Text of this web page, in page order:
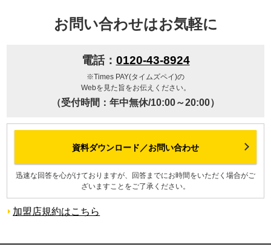
お問い合わせはお気軽に
電話： 0120-43-8924
※Times PAY(タイムズペイ)の
Webを見た旨をお伝えください。
（受付時間：年中無休/10:00～20:00）
資料ダウンロード／お問い合わせ
迅速な回答を心がけておりますが、回答までにお時間をいただく場合がご
ざいますことをご了承ください。
加盟店規約はこちら